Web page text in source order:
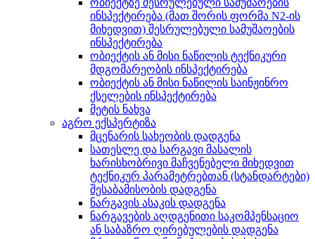
ობიექტზე შესრულებული სამუშაოების
ინსპექტირება (მათ შორის ფორმა N2-ის
მიხედვით) შესრულებული სამუშაოების
ინსპექტირება
ობიექტის ან მისი ნაწილის ტექნიკური
მდგომარეობის ინსპექტირება
ობიექტის ან მისი ნაწილის საინჟინრო
ქსელების ინსპექტირება
მეტის ნახვა
აგრო ექსპერტიზა
მცენარის სახეობის დადგენა
სათესლე და სარგავი მასალის
ხარისხობრივი მაჩვენებელი მიხედვით
ტექნიკურ პარამეტრებთან (სტანდარტები)
შესაბამისობის დადგენა
ნარგავის ასაკის დადგენა
ნარგავების აღდგენითი საკომპენსაციო
ან საბაზრო ღირებულების დადგენა